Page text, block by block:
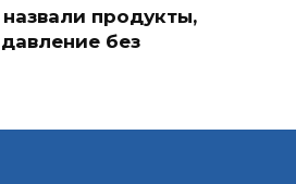
продукты,
без